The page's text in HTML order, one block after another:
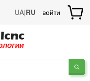
UA|RU войти